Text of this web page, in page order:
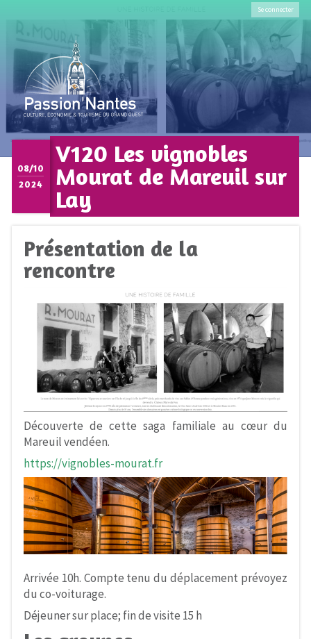
Se connecter
08/10
2024
V120 Les vignobles
Mourat de Mareuil sur
Lay
Présentation de la
rencontre
Découverte de cette saga familiale au cœur du
Mareuil vendéen.
https://vignobles-mourat.fr
Arrivée 10h. Compte tenu du déplacement prévoyez
du co-voiturage.
Déjeuner sur place; fin de visite 15 h